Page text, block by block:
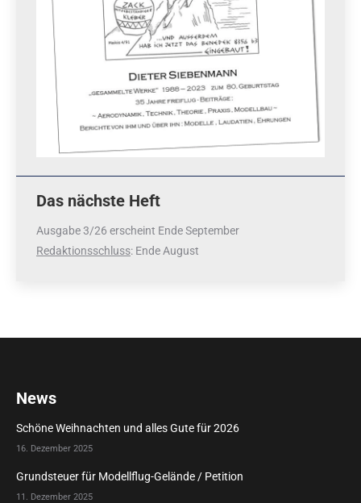
Das nächste Heft
Ausgabe 3/26 erscheint Ende September
Redaktionsschluss: Ende August
News
Schöne Weihnachten und alles Gute für 2026
16. Dezember 2025
Grundsteuer für Modellflug-Gelände / Petition
11. Dezember 2025